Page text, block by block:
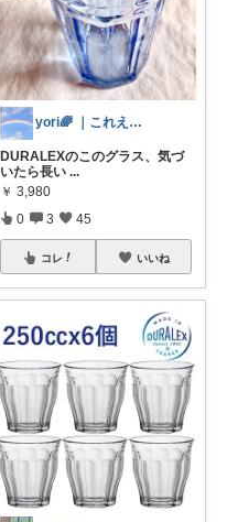
yori🌈 ｜これええやん。
DURALEXのこのグラス、気づ
いたら長い ...
￥ 3,980
0 3 45
コレ いいね